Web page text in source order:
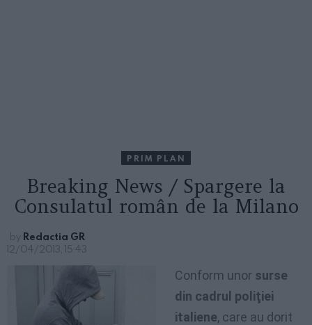
PRIM PLAN
Breaking News / Spargere la
Consulatul român de la Milano
by Redactia GR
12/04/2013, 15:43
Conform unor surse
din cadrul poliţiei
italiene, care au dorit